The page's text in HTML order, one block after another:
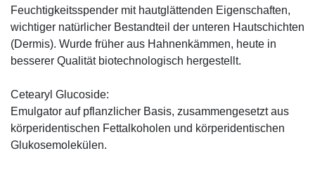
Feuchtigkeitsspender mit hautglättenden Eigenschaften,
wichtiger natürlicher Bestandteil der unteren Hautschichten
(Dermis). Wurde früher aus Hahnenkämmen, heute in
besserer Qualität biotechnologisch hergestellt.
Cetearyl Glucoside:
Emulgator auf pflanzlicher Basis, zusammengesetzt aus
körperidentischen Fettalkoholen und körperidentischen
Glukosemolekülen.